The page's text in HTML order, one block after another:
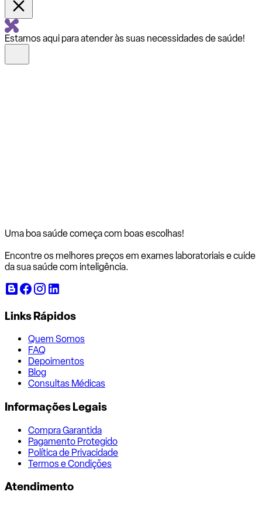
Estamos aqui para atender às suas necessidades de saúde!
Uma boa saúde começa com boas escolhas!
Encontre os melhores preços em exames laboratoriais e cuide
da sua saúde com inteligência.
Links Rápidos
Quem Somos
FAQ
Depoimentos
Blog
Consultas Médicas
Informações Legais
Compra Garantida
Pagamento Protegido
Política de Privacidade
Termos e Condições
Atendimento